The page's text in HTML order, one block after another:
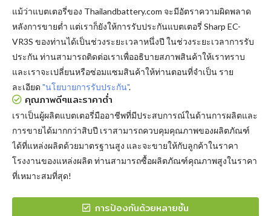
แม้ว่าแบตเตอรี่ของ Thailandbattery.com จะมีอัตราความผิดพลาด
หลังการขายต่ำ แต่เราก็ยังให้การรับประกันแบตเตอรี่ Sharp EC-
VR3S ของท่านได้เป็นช่วงระยะเวลาหนึ่งปี ในช่วงระยะเวลาการรับ
ประกัน ท่านสามารถติดต่อเราเพื่ออธิบายสภาพสินค้าให้เราทราบ
และเราจะเปลี่ยนหรือซ่อมแซมสินค้าให้ท่านตอนที่จำเป็น ราย
ละเอียด "นโยบายการรับประกัน".
คุณภาพดีๆและราคาต่ำ
เราเป็นผู้ผลิตแบตเตอรี่มืออาชีพที่มีประสบการณ์ในด้านการผลิตและ
การขายได้มากกว่าสิบปี เราสามารถควบคุมคุณภาพของผลิตภัณฑ์
ได้ที่แหล่งผลิตด้วยมาตรฐานสูง และจะขายให้กับลูกค้าในราคา
โรงงานของแหล่งผลิต ท่านสามารถซื้อผลิตภัณฑ์คุณภาพสูงในราคา
ที่เหมาะสมที่สุด!
การป้องกันด้วยหลายชั้น